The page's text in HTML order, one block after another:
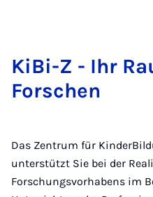
KiBi-Z - Ihr
Forschen
Das Zentrum für
unterstützt Sie bei der
Forschungsvorhabens im